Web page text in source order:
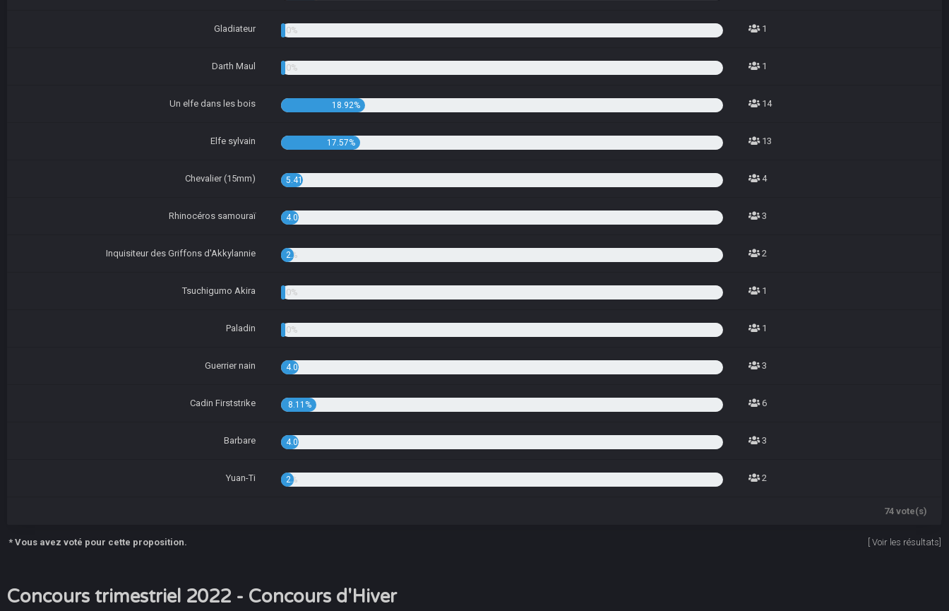
Gladiateur 1.35% 1
Darth Maul 1.35% 1
Un elfe dans les bois 18.92% 14
Elfe sylvain 17.57% 13
Chevalier (15mm) 5.41% 4
Rhinocéros samouraï 4.05% 3
Inquisiteur des Griffons d'Akkylannie 2.70% 2
Tsuchigumo Akira 1.35% 1
Paladin 1.35% 1
Guerrier nain 4.05% 3
Cadin Firststrike 8.11% 6
Barbare 4.05% 3
Yuan-Ti 2.70% 2
74 vote(s)
* Vous avez voté pour cette proposition. Voir les résultats
Concours trimestriel 2022 - Concours d'Hiver